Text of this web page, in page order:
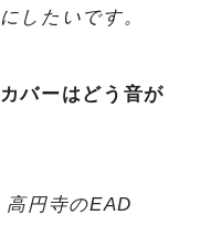
したいです。
バーはどう音が
円寺のEAD